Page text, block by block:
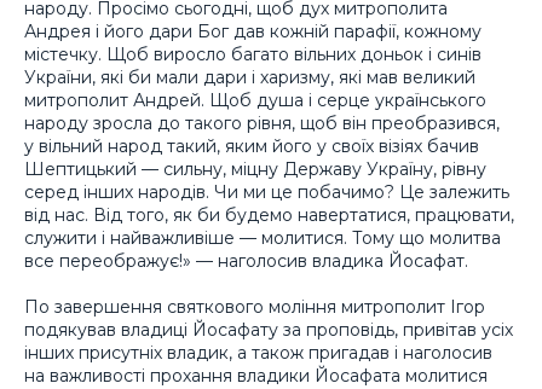
народу. Просімо сьогодні, щоб дух митрополита
Андрея і його дари Бог дав кожній парафії, кожному
містечку. Щоб виросло багато вільних доньок і синів
України, які би мали дари і харизму, які мав великий
митрополит Андрей. Щоб душа і серце українського
народу зросла до такого рівня, щоб він преобразився,
у вільний народ такий, яким його у своїх візіях бачив
Шептицький — сильну, міцну Державу Україну, рівну
серед інших народів. Чи ми це побачимо? Це залежить
від нас. Від того, як би будемо навертатися, працювати,
служити і найважливіше — молитися. Тому що молитва
все переображує!» — наголосив владика Йосафат.
По завершення святкового моління митрополит Ігор
подякував владиці Йосафату за проповідь, привітав усіх
інших присутніх владик, а також пригадав і наголосив
на важливості прохання владики Йосафата молитися